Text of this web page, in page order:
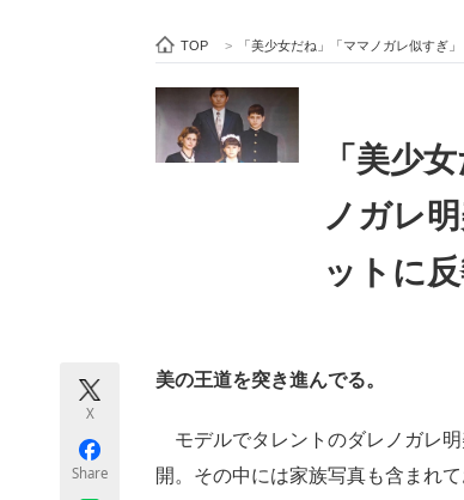
ビジネスと働き方のヒント
ITエンジニア向け専門サイト
ちょっと気になるネットの話題
TOP > 「美少女だね」「ママノガレ似すぎ
「美少
ノガレ
ットに
X
Share
美の王道を突き進んでる。
モデルでタレントのダレノガレ
開。その中には家族写真も含まれ